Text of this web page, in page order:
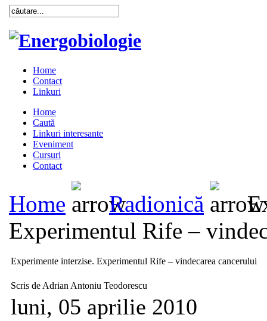
Home
Contact
Linkuri
Home
Caută
Linkuri interesante
Eveniment
Cursuri
Contact
Home Radionică
Experimentul Rife –
Experimente interzise. Experimentul Rife – vindecarea cancerului
Scris de Adrian Antoniu Teodorescu
luni, 05 aprilie 2010